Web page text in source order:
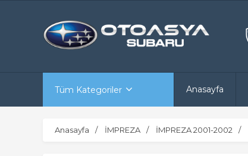
Tüm Kategoriler Anasayfa
Anasayfa İMPREZA İMPREZA 2001-2002